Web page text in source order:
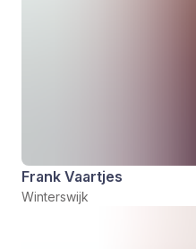
Frank Vaartjes
Winterswijk